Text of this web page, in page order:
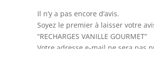
Il n’y a pas encore d’avis.
Soyez le premier à laisser votre
“RECHARGES VANILLE GOURMET”
Votre adresse e-mail ne sera pas